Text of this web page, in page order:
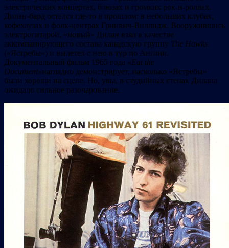
электрических концертах, блюзах и громких рок-н-роллах.
Дилан-бард остался где-то в прошлом: в небольших клубах,
кофехаузах и фолк-центрах Гринвич-Виллидж. Вооружившись
электрогитарой, «новый» Дилан взял в качестве
аккомпанирующего состава канадскую группу The Hawks
(«Ястребы») и вылетел с нею в тур по Англии.
Документальный фильм 1965 года «Eat the
Document»наглядно демонстрирует, насколько «Ястребы»
были хороши на сцене. Но, увы, в студийных стенах Дилана
ожидало сильное разочарование.